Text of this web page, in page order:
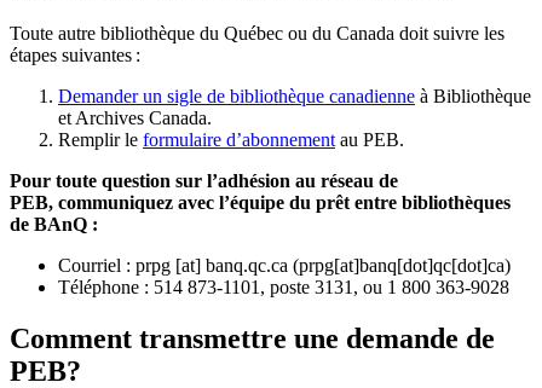
Toute autre bibliothèque du Québec ou du Canada doit suivre les
étapes suivantes :
Demander un sigle de bibliothèque canadienne à Bibliothèque
et Archives Canada.
Remplir le formulaire d’abonnement au PEB.
Pour toute question sur l’adhésion au réseau de
PEB, communiquez avec l’équipe du prêt entre bibliothèques
de BAnQ :
Courriel : prpg [at] banq.qc.ca (prpg[at]banq[dot]qc[dot]ca)
Téléphone : 514 873-1101, poste 3131, ou 1 800 363-9028
Comment transmettre une demande de
PEB?